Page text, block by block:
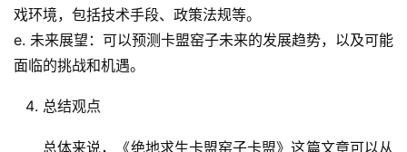
戏环境，包括技术手段、政策法规等。
e. 未来展望：可以预测卡盟窑子未来的发展趋势，以及可能
面临的挑战和机遇。
总结观点
总体来说，《绝地求生卡盟窑子卡盟》这篇文章可以从